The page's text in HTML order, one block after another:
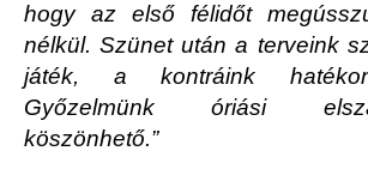
hogy az első félidőt
nélkül. Szünet után a terveink
játék, a kontráink
Győzelmünk óriási
köszönhető.”